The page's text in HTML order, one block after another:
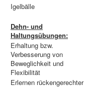
Igelbälle
Dehn- und
Haltungsübungen:
Erhaltung bzw.
Verbesserung von
Beweglichkeit und
Flexibilität
Erlernen rückengerechter